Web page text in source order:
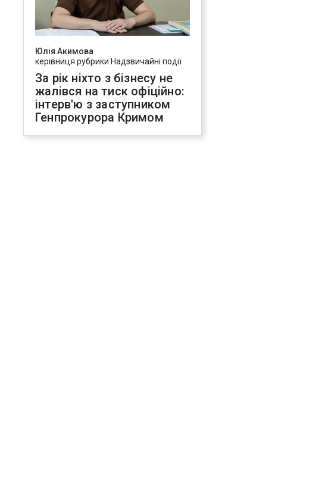
Юлія Акимова
керівниця рубрики Надзвичайні події
За рік ніхто з бізнесу не
жалівся на тиск офіційно:
інтерв'ю з заступником
Генпрокурора Кримом